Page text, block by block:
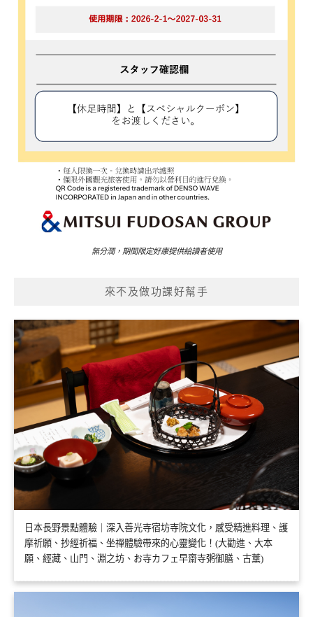
無分潤，期間限定好康提供給讀者使用
來不及做功課好幫手
日本長野景點體驗｜深入善光寺宿坊寺院文化，感受精進料理、護
摩祈願、抄經祈福、坐禪體驗帶來的心靈變化！(大勸進、大本
願、經藏、山門、淵之坊、お寺カフェ早齋寺粥御膳、古薰)